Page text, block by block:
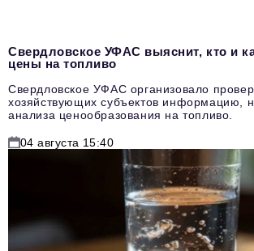
Свердловское УФАС выяснит, кто и
цены на топливо
Свердловское УФАС организовало
хозяйствующих субъектов информацию,
анализа ценообразования на топливо.
04 августа 15:40